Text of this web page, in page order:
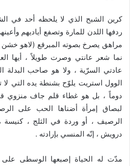
كرين الشبح الذي لا يلحظه أحد في
ردفها اللدن للمارة وتصفع أياديهم
مراهق يصرخ بصوته المبرقع (لاهو خشن
نما شعر عانتي وصرت طويلاً ، أيها
عادتي السرّية ، ولا هو صاحب البدلة
الوول استريت يلوّح بشنطة يده التي
دوماً ، بل هو غطاء قلم جاف منزوي
لبصاق إمرأة أضناها الحب على
الرصيف ، أو وردة في الثلج ،
درويش ، إنّه المنسي بإرادته .
مدّت له الحياة إصبعها الوسطى